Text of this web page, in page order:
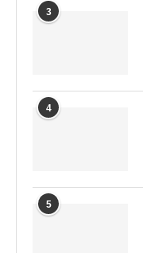
3
4
5